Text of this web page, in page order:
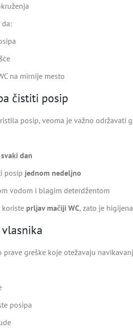
na mirnije mesto
čistiti posip
posip, veoma je važno održavati
svaki dan
posip jednom nedeljno
vodom i blagim deterdžentom
koriste prljav mačiji WC, zato je
greške koje otežavaju
posipa